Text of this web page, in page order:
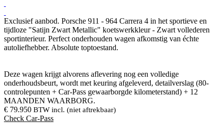
Exclusief aanbod. Porsche 911 - 964 Carrera 4 in het sportieve en
tijdloze "Satijn Zwart Metallic" koetswerkkleur - Zwart vollederen
sportinterieur. Perfect onderhouden wagen afkomstig van échte
autoliefhebber. Absolute toptoestand.
Deze wagen krijgt alvorens aflevering nog een volledige
onderhoudsbeurt, wordt met keuring afgeleverd, detailverslag (80-
controlepunten + Car-Pass gewaarborgde kilometerstand) + 12
MAANDEN WAARBORG.
€ 79.950 BTW incl. (niet aftrekbaar)
Check Car-Pass